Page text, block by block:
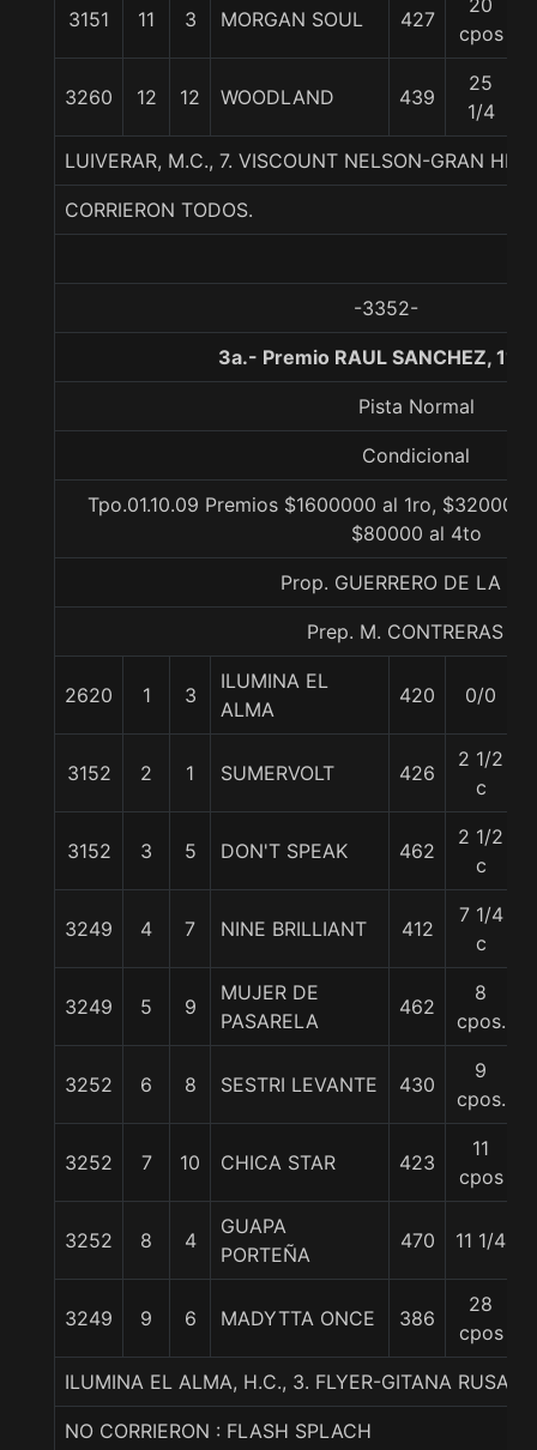
3151 11 3 MORGAN SOUL 427
20
cpos
3260 12 12 WOODLAND 439
25
1/4
LUIVERAR, M.C., 7. VISCOUNT NELSON-GRAN
CORRIERON TODOS.
-3352-
3a.- Premio RAUL SANCHEZ,
Pista Normal
Condicional
Tpo.01.10.09 Premios $1600000 al 1ro,
$80000 al 4to
Prop. GUERRERO DE LA
Prep. M. CONTRERAS L.
2620 1 3
ILUMINA EL
ALMA
420 0/0
3152 2 1 SUMERVOLT 426
2 1/2
c
3152 3 5 DON'T SPEAK 462
2 1/2
c
3249 4 7 NINE BRILLIANT 412
7 1/4
c
3249 5 9
MUJER DE
PASARELA
462
8
cpos.
3252 6 8 SESTRI LEVANTE 430
9
cpos.
3252 7 10 CHICA STAR 423
11
cpos
3252 8 4
GUAPA
PORTEÑA
470 11 1/4
3249 9 6 MADYTTA ONCE 386
28
cpos
ILUMINA EL ALMA, H.C., 3. FLYER-GITANA RUSA-
NO CORRIERON : FLASH SPLACH